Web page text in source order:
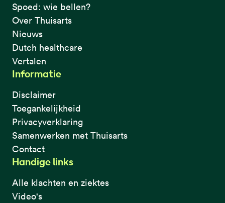
Spoed: wie bellen?
Over Thuisarts
Nieuws
Dutch healthcare
Vertalen
Informatie
Disclaimer
Toegankelijkheid
Privacyverklaring
Samenwerken met Thuisarts
Contact
Handige links
Alle klachten en ziektes
Video's